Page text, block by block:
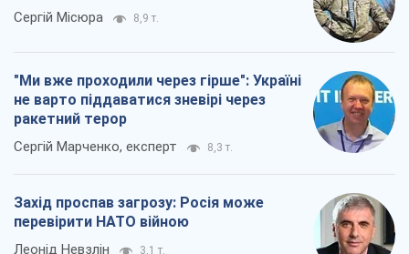
Сергій Місюра 8,9 т.
"Ми вже проходили через гірше": Україні
не варто піддаватися зневірі через
ракетний терор
Сергій Марченко, експерт 8,3 т.
Захід проспав загрозу: Росія може
перевірити НАТО війною
Леонід Невзлін 3,1 т.